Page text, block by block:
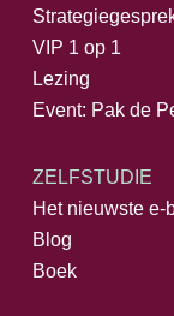
VIP 1 op 1
Lezing
Event: Pak de
ZELFSTUDIE
Het nieuwste e-
Blog
Boek